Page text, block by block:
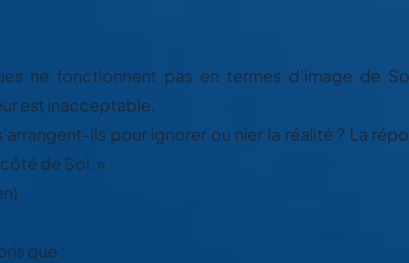
ne fonctionnent pas en termes d’image de
est inacceptable.
ils pour ignorer ou nier la réalité ? La
de Soi. »
que :